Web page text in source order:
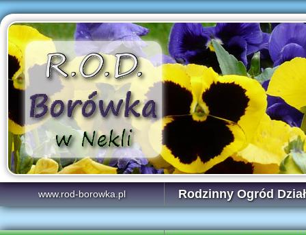
www.rod-borowka.pl Rodzinny Ogród